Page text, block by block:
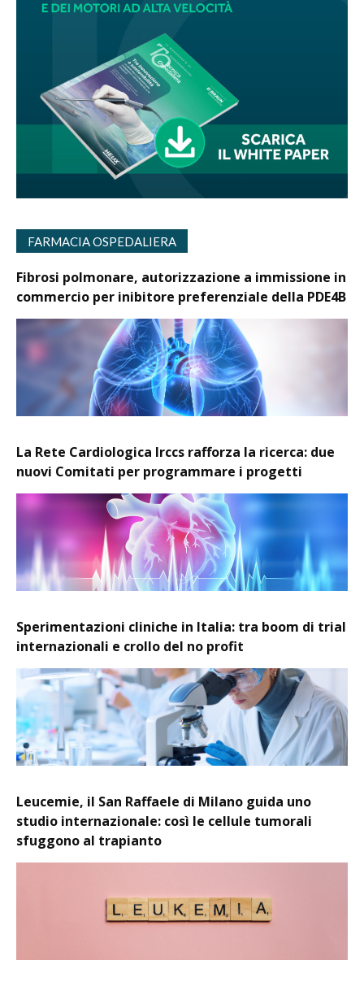
FARMACIA OSPEDALIERA
Fibrosi polmonare, autorizzazione a immissione in
commercio per inibitore preferenziale della PDE4B
La Rete Cardiologica Irccs rafforza la ricerca: due
nuovi Comitati per programmare i progetti
Sperimentazioni cliniche in Italia: tra boom di trial
internazionali e crollo del no profit
Leucemie, il San Raffaele di Milano guida uno
studio internazionale: così le cellule tumorali
sfuggono al trapianto